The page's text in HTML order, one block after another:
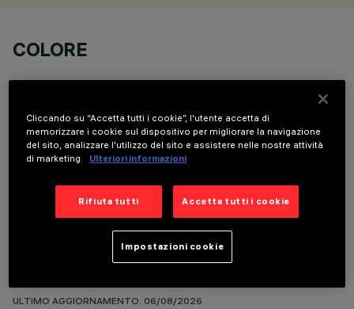
COLORE
COMPONENTI OPZIONALI
ULTIMO AGGIORNAMENTO: 06/08/2026
Cliccando su “Accetta tutti i cookie”, l'utente accetta di
memorizzare i cookie sul dispositivo per migliorare la navigazione
del sito, analizzare l'utilizzo del sito e assistere nelle nostre attività
di marketing.
Ulteriori informazioni
Rifiuta tutti Accetta tutti i cookie
Impostazioni cookie